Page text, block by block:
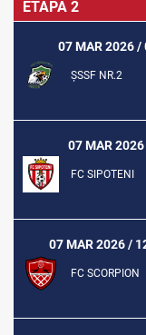
ETAPA 2
07 MAR 2026 /
ȘSSF NR.2
07 MAR
FC SIPOTENI
07 MAR 2026 /
FC SCORPION